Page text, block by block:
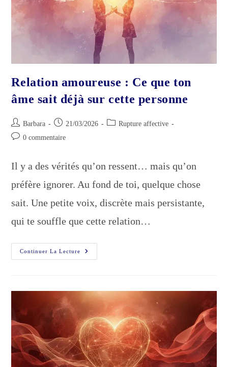
Relation amoureuse : Ce que ton
âme sait déjà sur cette personne
Auteur/autrice
de
Barbara
Publication
publiée :
21/03/2026
PostRupture affective
Commentaires
publication :
0 commentaire
Il y a des vérités qu’on ressent… mais qu’on
préfère ignorer. Au fond de toi, quelque chose
sait. Une petite voix, discrète mais persistante,
qui te souffle que cette relation…
Continuer La Lecture
Relation
Amoureuse
Âme
Sait
Sur
Cette
Personne